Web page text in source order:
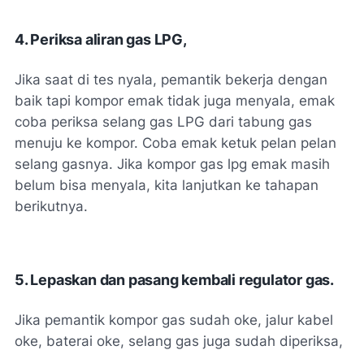
4. Periksa aliran gas LPG,
Jika saat di tes nyala, pemantik bekerja dengan
baik tapi kompor emak tidak juga menyala, emak
coba periksa selang gas LPG dari tabung gas
menuju ke kompor. Coba emak ketuk pelan pelan
selang gasnya. Jika kompor gas lpg emak masih
belum bisa menyala, kita lanjutkan ke tahapan
berikutnya.
5. Lepaskan dan pasang kembali regulator gas.
Jika pemantik kompor gas sudah oke, jalur kabel
oke, baterai oke, selang gas juga sudah diperiksa,